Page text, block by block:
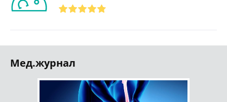
Мед.журнал